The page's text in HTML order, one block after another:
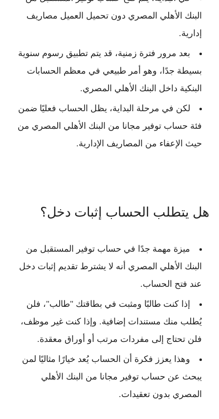
البنك الأهلي المصري دون تحميل العميل مصاريف
إدارية.
بعد مرور فترة زمنية، قد يتم تطبيق رسوم سنوية
بسيطة جدًا، وهو أمر طبيعي في معظم الحسابات
البنكية داخل البنك الأهلي المصري.
لكن في مرحلة البداية، يظل الحساب فعليًا ضمن
فئة حساب توفير مجانا من البنك الأهلي المصري من
حيث الإعفاء من المصاريف الإدارية.
هل يتطلب الحساب إثبات دخل؟
ميزة مهمة جدًا في حساب توفير المستقبل من
البنك الأهلي المصري أنه لا يشترط تقديم إثبات دخل
عند فتح الحساب.
إذا كنت طالبًا ومثبت في بطاقتك "طالب"، فلن
يُطلب منك مستندات إضافية. وإذا كنت غير موظف،
فلن تحتاج إلى مفردات مرتب أو أوراق معقدة.
وهذا يعزز فكرة أن الحساب يُعد خيارًا مثاليًا لمن
يبحث عن حساب توفير مجانا من البنك الأهلي
المصري بدون تعقيدات.